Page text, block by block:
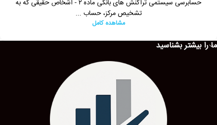
حسابرسی سیستمی تراکنش های بانکی ماده ۲ - اشخاص حقیقی که به
تشخیص مرکز، حساب ...
مشاهده کامل
ما را بیشتر بشناسید